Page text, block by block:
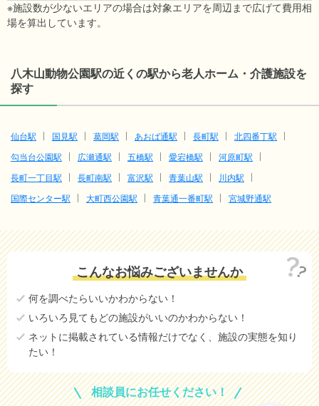
※施設数が少ないエリアの場合は対象エリアを周辺まで広げて費用相
場を算出しています。
八木山動物公園駅の近くの駅から老人ホーム・介護施設を
探す
仙台駅 国見駅 葛岡駅 あおば通駅 長町駅
北四番丁駅
勾当台公園駅
広瀬通駅 五橋駅 愛宕橋駅
河原町駅
長町一丁目駅
長町南駅 富沢駅 青葉山駅
川内駅
国際センター駅
大町西公園駅 青葉通一番町駅 宮城野通駅
こんなお悩みございませんか
何を調べたらいいかわからない！
いろいろ見てもどの施設がいいのかわからない！
ネットに掲載されている情報だけでなく、施設の実態を知り
たい！
相談員にお任せください！